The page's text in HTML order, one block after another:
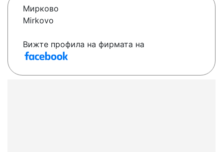
Мирково
Mirkovo
Вижте профила на фирмата на